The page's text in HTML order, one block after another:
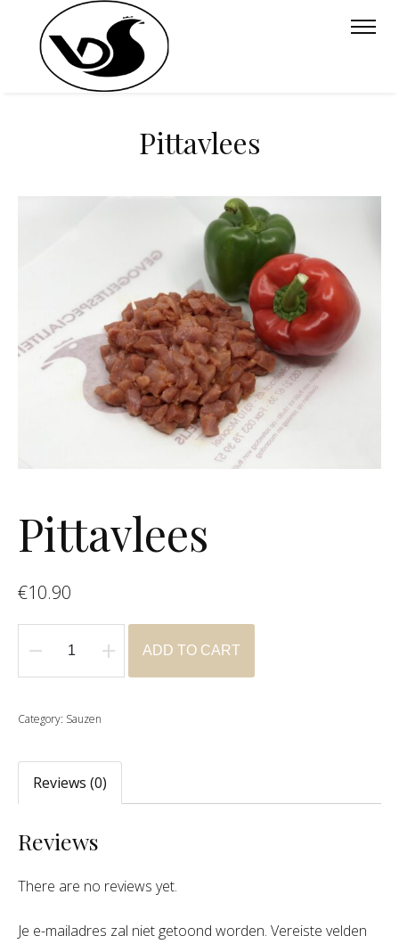
Pittavlees
Pittavlees
€10.90
Pittavlees
ADD TO CART
Category: Sauzen
Reviews (0)
Reviews
There are no reviews yet.
Je e-mailadres zal niet getoond worden. Vereiste velden